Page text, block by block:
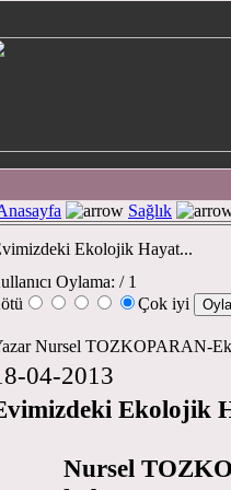
Sağlık
Ekolojik Hayat...
Oylama: / 1
Çok iyi
Nursel TOZKOPARAN-
04-2013
Ekolojik
Nursel